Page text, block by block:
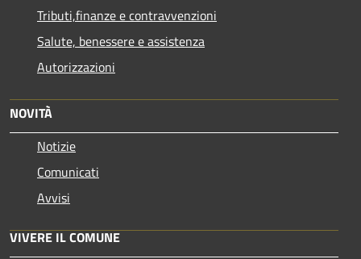
Tributi,finanze e contravvenzioni
Salute, benessere e assistenza
Autorizzazioni
NOVITÀ
Notizie
Comunicati
Avvisi
VIVERE IL COMUNE